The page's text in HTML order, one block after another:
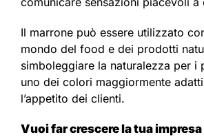
Il marrone può essere utilizzato
mondo del food e dei prodotti
simboleggiare la naturalezza per i
uno dei colori maggiormente
l’appetito dei clienti.
Vuoi far crescere la tua